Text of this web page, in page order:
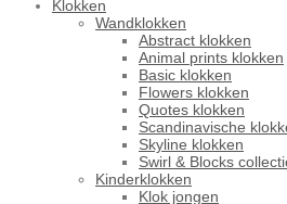
Klokken
Wandklokken
Abstract klokken
Animal prints klokken
Basic klokken
Flowers klokken
Quotes klokken
Scandinavische
Skyline klokken
Swirl & Blocks
Kinderklokken
Klok jongen